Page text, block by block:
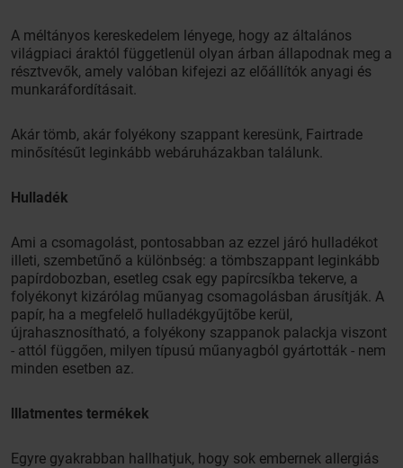
A méltányos kereskedelem lényege, hogy az általános
világpiaci áraktól függetlenül olyan árban állapodnak meg a
résztvevők, amely valóban kifejezi az előállítók anyagi és
munkaráfordításait.
Akár tömb, akár folyékony szappant keresünk, Fairtrade
minősítésűt leginkább webáruházakban találunk.
Hulladék
Ami a csomagolást, pontosabban az ezzel járó hulladékot
illeti, szembetűnő a különbség: a tömbszappant leginkább
papírdobozban, esetleg csak egy papírcsíkba tekerve, a
folyékonyt kizárólag műanyag csomagolásban árusítják. A
papír, ha a megfelelő hulladékgyűjtőbe kerül,
újrahasznosítható, a folyékony szappanok palackja viszont
- attól függően, milyen típusú műanyagból gyártották - nem
minden esetben az.
lllatmentes termékek
Egyre gyakrabban hallhatjuk, hogy sok embernek allergiás